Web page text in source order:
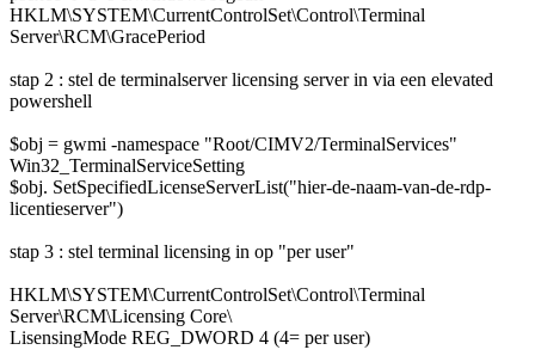
HKLM\SYSTEM\CurrentControlSet\Control\Terminal
Server\RCM\GracePeriod
stap 2 : stel de terminalserver licensing server in via een elevated
powershell
$obj = gwmi -namespace "Root/CIMV2/TerminalServices"
Win32_TerminalServiceSetting
$obj. SetSpecifiedLicenseServerList("hier-de-naam-van-de-rdp-
licentieserver")
stap 3 : stel terminal licensing in op "per user"
HKLM\SYSTEM\CurrentControlSet\Control\Terminal
Server\RCM\Licensing Core\
LisensingMode REG_DWORD 4 (4= per user)